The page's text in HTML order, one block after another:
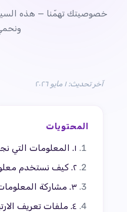
خصوصيتك تهمّنا — هذه
آخر تحديث: ١ مايو ٢٠٢٦
المحتويات
١. المعلومات التي نجمعها
٢. كيف نستخدم معلوماتك
٣. مشاركة المعلومات
٤. ملفات تعريف الارتباط (Cookies)